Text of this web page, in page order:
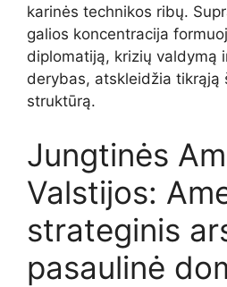
karinės technikos ribų.
galios koncentracija
diplomatiją, krizių valdymą
derybas, atskleidžia tikrąją
struktūrą.
Jungtinės
Valstijos:
strateginis
pasaulinė